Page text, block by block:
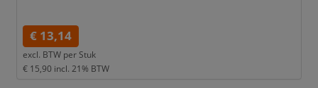
€ 13,14
excl. BTW per Stuk
€ 15,90 incl. 21% BTW